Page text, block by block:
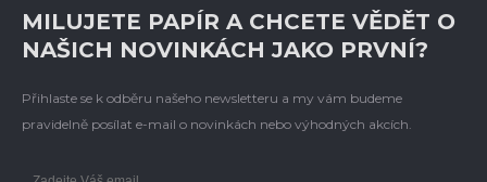
MILUJETE PAPÍR A CHCETE VĚDĚT O
NAŠICH NOVINKÁCH JAKO PRVNÍ?
Přihlaste se k odběru našeho newsletteru a my vám budeme
pravidelně posílat e-mail o novinkách nebo výhodných akcích.